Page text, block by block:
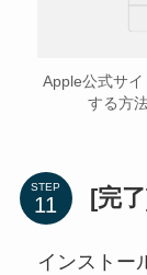
Apple公式サ
する方
STEP [完
インストー